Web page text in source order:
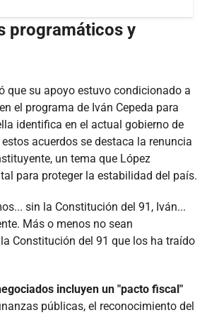
programáticos y
que su apoyo estuvo condicionado a
el programa de Iván Cepeda para
identifica en el actual gobierno de
acuerdos se destaca la renuncia
un tema que López
para proteger la estabilidad del país.
sin la Constitución del 91, Iván...
Más o menos no sean
Constitución del 91 que los ha traído
incluyen un "pacto fiscal"
públicas, el reconocimiento del